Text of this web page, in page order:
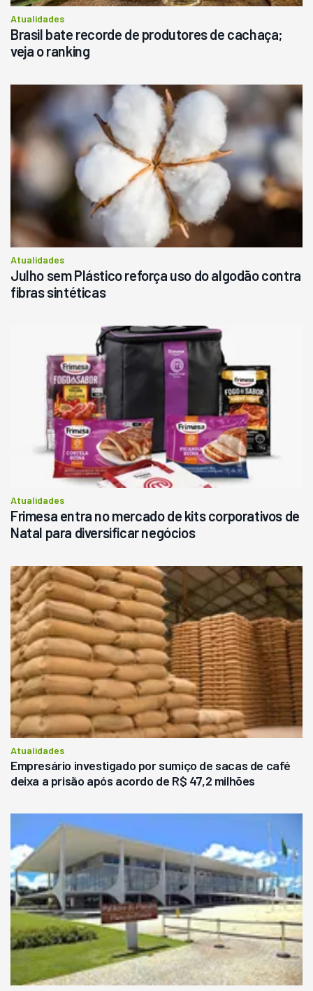
Atualidades
Brasil bate recorde de produtores de cachaça;
veja o ranking
Atualidades
Julho sem Plástico reforça uso do algodão contra
fibras sintéticas
Atualidades
Frimesa entra no mercado de kits corporativos de
Natal para diversificar negócios
Atualidades
Empresário investigado por sumiço de sacas de café
deixa a prisão após acordo de R$ 47,2 milhões